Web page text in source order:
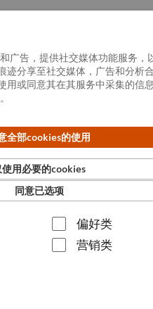
广告，提供社交媒体功能服务，
迹分享至社交媒体，广告和分析
用或同意其在其服务中采集的信
全部cookies的使用
使用必要的cookies
同意已选项
偏好类
营销类
解决方案 相关信息
术落地世界
方舱车载CT